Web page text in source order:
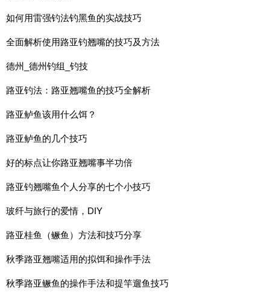
如何用雷强钓法钓黑鱼的实战技巧
全面解析使用路亚钓翘嘴的技巧及方法
德州_德州钓组_钓技
路亚钓法：路亚翘嘴鱼的技巧全解析
路亚鲈鱼该用什么饵？
路亚鲈鱼的几个技巧
好的标点让你路亚翘嘴事半功倍
路亚钓翘嘴鱼个人分享的七个小技巧
玻纤与旅行的爱情，DIY
路亚桂鱼（鳜鱼）方法和技巧分享
秋季路亚翘嘴适用的拟饵和操作手法
秋季路亚鳜鱼的操作手法和提竿遛鱼技巧